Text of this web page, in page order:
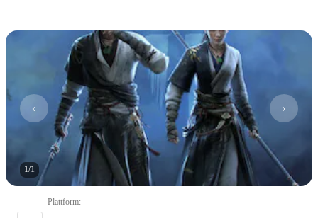
1/1
Plattform: